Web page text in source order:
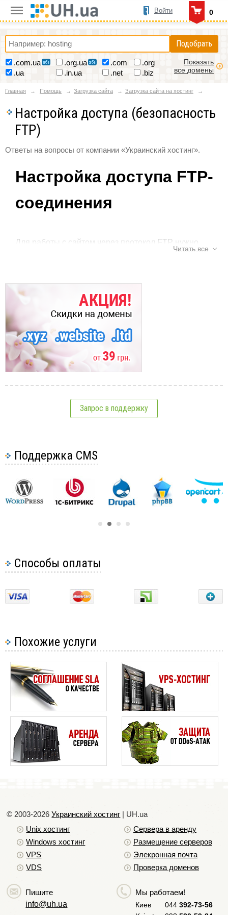
0
Войти
Подобрать
.com.ua .org.ua .com
.org
.ua
.in.ua .net .biz
Показать
все домены
Главная Помощь Загрузка сайта Загрузка сайта на хостинг
Настройка доступа (безопасность
FTP)
Ответы на вопросы от компании «Украинский хостинг».
Настройка доступа FTP-
соединения
Для работы с сайтом через протокол FTP нужно
разрешить доступ к папкам с Вашего IP-адреса.
зайти по ссылке Безопасность FTP.
всю подсеть IP-адресов. Для добавления
Добавить мой IP.
Также Вы можете добавить другой IP-адрес или
вообще всю подсеть. Для этого в ячейке
пропишите нужные адреса по формату, который
представлен справа. И нажмите кнопку Добавить.
разрешенные адреса и теперь Вы можете
работать с Вашим сайтом по ФТП. Приятной
доступ,настроить
См.также:
Загрузка сайта на хостинг
Данные для входа на FTP (что значат поля, вводимые
Загрузка сайта через веб-интерфейс (файловый
менеджер DirectAdmin)
Загрузка сайта через программу
Загрузка сайта через браузер IE
Читать все
Запрос в поддержку
Поддержка CMS
Способы оплаты
Похожие услуги
© 2003-2026Украинский хостинг | UH.ua
Unix хостинг
Windows хостинг
VPS
VDS
Сервера в аренду
Размещение серверов
Элекронная почта
Проверка доменов
Пишите
info@uh.ua
Мы работаем!
Киев 044 392-73-56